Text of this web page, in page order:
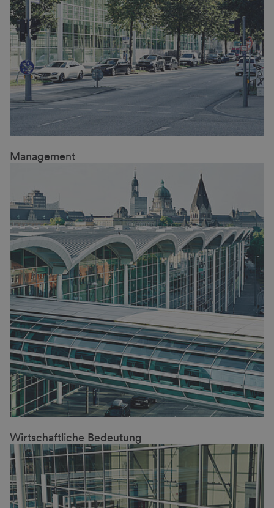
Management
Wirtschaftliche Bedeutung